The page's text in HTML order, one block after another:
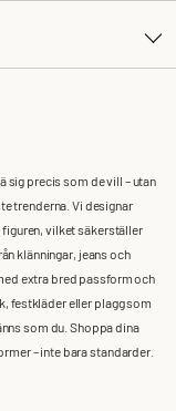
sig precis som de vill – utan
trenderna. Vi designar
vilket säkerställer
klänningar, jeans och
extra bred passform och
festkläder eller plagg som
som du. Shoppa dina
– inte bara standarder.